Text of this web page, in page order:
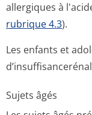
allergiques à
rubrique 4.3).
Les enfants et
Sujets âgés